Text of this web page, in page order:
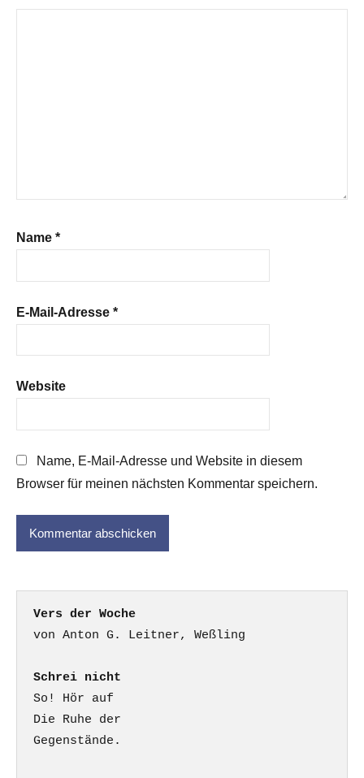
Name *
E-Mail-Adresse *
Website
Name, E-Mail-Adresse und Website in diesem
Browser für meinen nächsten Kommentar speichern.
Vers der Woche
Schrei nicht
So! Hör auf
Die Ruhe der
Gegenstände.